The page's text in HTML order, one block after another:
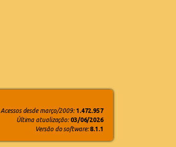
Acessos desde março/2009: 1.472.957
Última atualização: 03/06/2026
Versão do software: 8.1.1